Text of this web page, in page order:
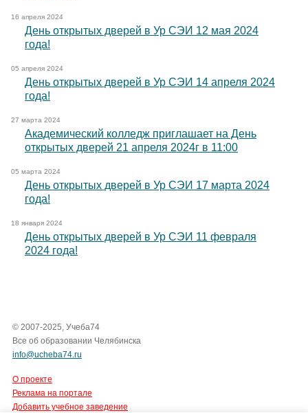
16 апреля 2024
День открытых дверей в Ур СЭИ 12 мая 2024
года!
05 апреля 2024
День открытых дверей в Ур СЭИ 14 апреля 2024
года!
27 марта 2024
Академический колледж приглашает на День
открытых дверей 21 апреля 2024г в 11:00
05 марта 2024
День открытых дверей в Ур СЭИ 17 марта 2024
года!
18 января 2024
День открытых дверей в Ур СЭИ 11 февраля
2024 года!
© 2007-2025, Учеба74
Все об образовании Челябинска
info@ucheba74.ru
О проекте
Реклама на портале
Добавить учебное заведение